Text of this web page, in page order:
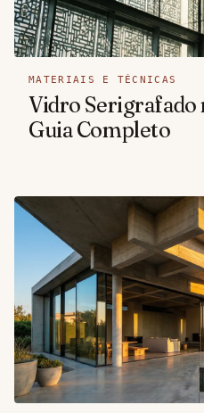
MATERIAIS E TÉCNICAS
Vidro
Guia Completo